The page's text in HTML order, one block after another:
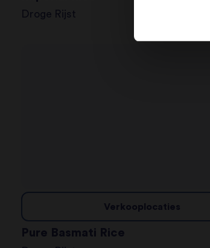
Droge Rijst
Verkooplocaties
Pure Basmati Rice